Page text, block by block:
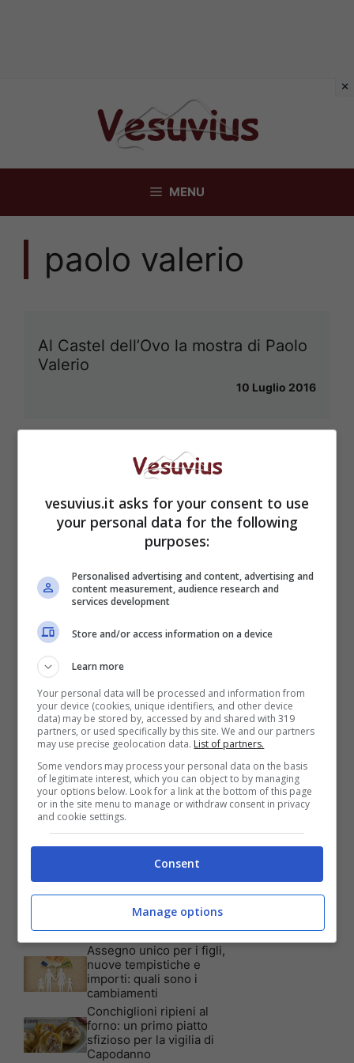
MENU
paolo valerio
Al Castel dell’Ovo la mostra di Paolo
Valerio
10 Luglio 2016
Articoli recenti
Assicurazione auto: ecco le
garanzie accessorie più
richieste dagli italiani
Test Visivo: Quanti Cani
vedi nella foto? Hai 30
secondi per essere un
genio!
Batterie al sale marino: 4
volte la capacità di quelle al
litio
è imperdibile: a quali utenti
è rivolta
Assegno unico per i figli,
nuove tempistiche e
importi: quali sono i
cambiamenti
Conchiglioni ripieni al
forno: un primo piatto
sfizioso per la vigilia di
Capodanno
vesuvius.it asks for your consent to use
your personal data for the following
purposes:
Personalised advertising and content, advertising and
content measurement, audience research and
services development
Store and/or access information on a device
Learn more
Your personal data will be processed and information from
your device (cookies, unique identifiers, and other device
data) may be stored by, accessed by and shared with 319
partners, or used specifically by this site. We and our partners
may use precise geolocation data. List of partners.
Some vendors may process your personal data on the basis
of legitimate interest, which you can object to by managing
your options below. Look for a link at the bottom of this page
or in the site menu to manage or withdraw consent in privacy
and cookie settings.
Consent
Manage options